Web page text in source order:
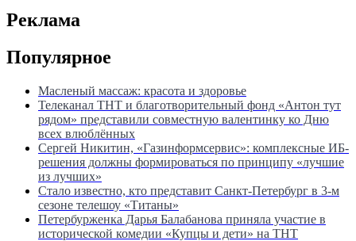
Реклама
Популярное
Масленый массаж: красота и здоровье
Телеканал ТНТ и благотворительный фонд «Антон тут
рядом» представили совместную валентинку ко Дню
всех влюблённых
Сергей Никитин, «Газинформсервис»: комплексные ИБ-
решения должны формироваться по принципу «лучшие
из лучших»
Стало известно, кто представит Санкт-Петербург в 3-м
сезоне телешоу «Титаны»
Петербурженка Дарья Балабанова приняла участие в
исторической комедии «Купцы и дети» на ТНТ